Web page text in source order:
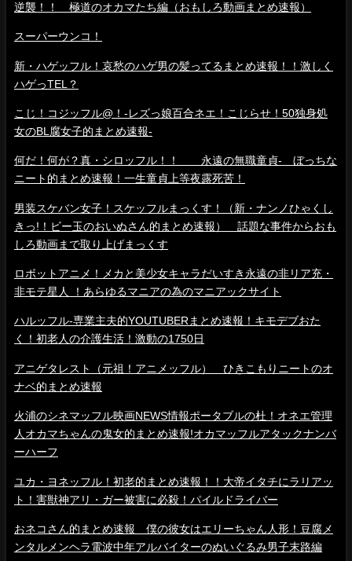
逆襲！！ 極道のオカマたち編（おもしろ動画まとめ速報）
スーパーウンコ！
新・ハゲッフル！哀愁のハゲ男の髪ってるまとめ速報！！激しく
ハゲっTEL？
こじ！コジッフル@！-レズっ娘百合ネエ！こじらせ！50独身処
女のBL腐女子的まとめ速報-
何だ！何が？真・シロッフル！！ 永遠の無職童貞- ぼっちな
ニート的まとめ速報！一生童貞上等夜露死苦！
男装スケバン女子！スケッフルまっくす！（新・ナンノひゃくし
きっ!！ビー玉のおいぬさん的まとめ速報） 話題な事件からおも
しろ動画まで取り上げまっくす
ロボットアニメ！メカと美少女キャラだいすき永遠の非リア充・
非モテ星人 ！あらゆるマニアの為のマニアックサイト
ハルッフル-専業主夫的YOUTUBERまとめ速報！キモデブおた
く！初老人の介護生活！激動の1750日
アニゲタレスト（元祖！アニメッフル） ひきこもりニートのオ
ナベ的まとめ速報
火浦のシネマッフル映画NEWS情報ポータブルの杜！オネエ管理
人オカマちゃんの鬼女的まとめ速報!オカマッフルアタックナンバ
ーハーフ
ユカ・ヨネッフル！初老的まとめ速報！！大帝イタチにラリアッ
ト！害獣神アリ・ガー被害に必殺！パイルドライバー
おネコさん的まとめ速報 僕の彼女はエリーちゃん人形！豆腐メ
ンタルメンヘラ電波中年アルバイターのぬいぐるみ男子末路編